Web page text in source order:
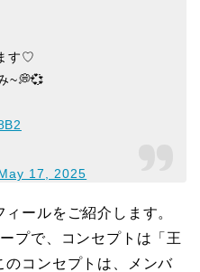
す♡
~💭💞
17, 2025
ールをご紹介します。
プで、コンセプトは「王
のコンセプトは、メンバ